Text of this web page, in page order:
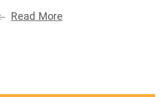
Read More